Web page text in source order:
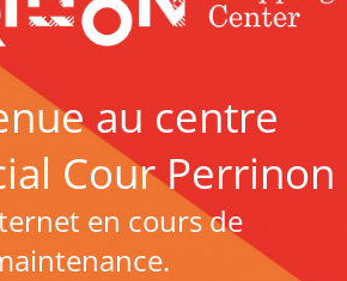
au centre
Cour Perrinon
en cours de